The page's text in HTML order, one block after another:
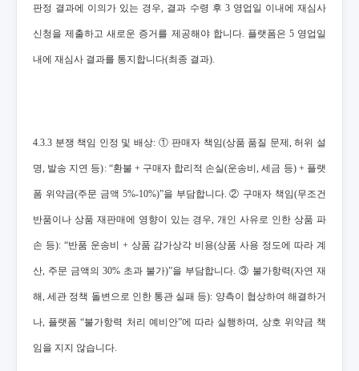
판정 결과에 이의가 있는 경우, 결과 수령 후 3 영업일 이내에 재심사
신청을 제출하고 새로운 증거를 제공해야 합니다. 플랫폼은 5 영업일
내에 재심사 결과를 통지합니다(최종 결과).
4.3.3 분쟁 책임 인정 및 배상: ① 판매자 책임(상품 품질 문제, 허위 설
명, 발송 지연 등): “환불 + 구매자 합리적 손실(운송비, 세금 등) + 플랫
폼 위약금(주문 금액 5%-10%)”을 부담합니다. ② 구매자 책임(무조건
반품이나 상품 재판매에 영향이 있는 경우, 개인 사유로 인한 상품 파
손 등): “반품 운송비 + 상품 감가상각 비용(상품 사용 정도에 따라 계
산, 주문 금액의 30% 초과 불가)”을 부담합니다. ③ 불가항력(자연 재
해, 세관 정책 돌변으로 인한 통관 실패 등): 양측이 협상하여 해결하거
나, 플랫폼 “불가항력 처리 예비안”에 따라 실행하며, 상호 위약금 책
임을 지지 않습니다.